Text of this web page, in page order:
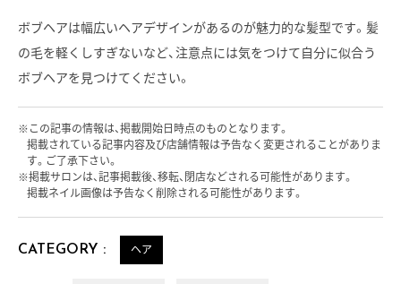
ボブヘアは幅広いヘアデザインがあるのが魅力的な髪型です。髪
の毛を軽くしすぎないなど、注意点には気をつけて自分に似合う
ボブヘアを見つけてください。
この記事の情報は、掲載開始日時点のものとなります。
掲載されている記事内容及び店舗情報は予告なく変更されることがありま
す。ご了承下さい。
掲載サロンは、記事掲載後、移転、閉店などされる可能性があります。
掲載ネイル画像は予告なく削除される可能性があります。
CATEGORY : ヘア